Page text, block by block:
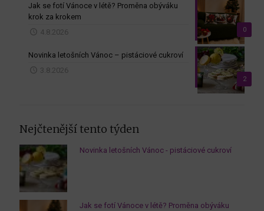
0
Jak se fotí Vánoce v létě? Proměna obýváku
krok za krokem
4.8.2026
2
Novinka letošních Vánoc – pistáciové cukroví
3.8.2026
Nejčtenější tento týden
Novinka letošních Vánoc - pistáciové cukroví
Jak se fotí Vánoce v létě? Proměna obýváku